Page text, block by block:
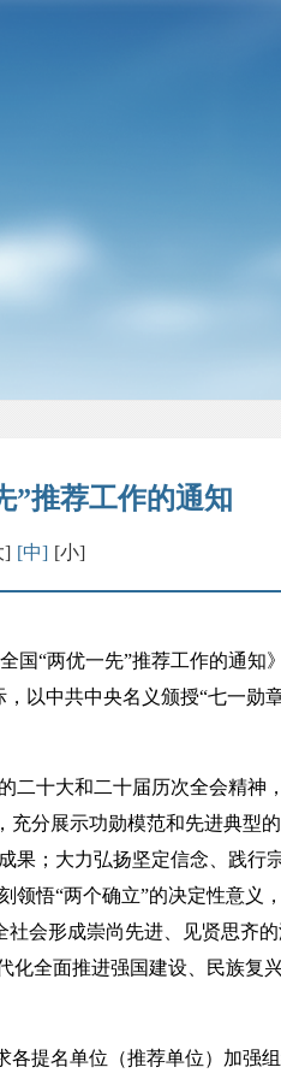
”推荐工作的通知
] [中] [小]
“两优一先”推荐工作的通知》
以中共中央名义颁授“七一勋章
十大和二十届历次全会精神
充分展示功勋模范和先进典型
果；大力弘扬坚定信念、践行
领悟“两个确立”的决定性意义
社会形成崇尚先进、见贤思齐
化全面推进强国建设、民族复
提名单位（推荐单位）加强